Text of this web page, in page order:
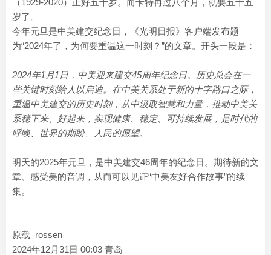
（1929-2020）正好五十岁。而卡特再过八个月，就要五十五
岁了。
今年元旦是中美建交纪念日，《光明日报》客户端发布题
为“2024年了，为何要重温这一时刻？”的文章。开头一段是：
2024年1月1日，中美迎来建交45周年纪念日。历史总会在一
些关键时刻给人以启迪。在中美关系处于新的十字路口之际，
重温中美建交的历史时刻，从中汲取智慧和力量，推动中美关
系稳下来、好起来，实现健康、稳定、可持续发展，是时代的
呼唤、世界的期盼、人民的愿望。
明天的2025年元旦，是中美建交46周年的纪念日。期待新的文
章、感受美的音调，从而可以见证“中美友好合作故事”的续
集。
原载 rossen
2024年12月31日 00:03 青岛